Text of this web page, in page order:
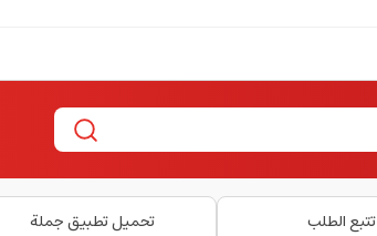
تتبع الطلب تحميل تطبيق جملة